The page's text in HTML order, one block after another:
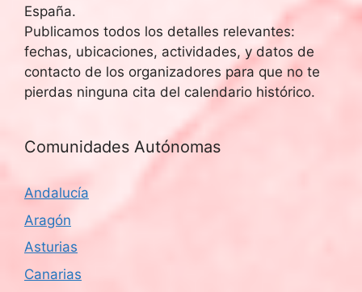
España.
Publicamos todos los detalles relevantes:
fechas, ubicaciones, actividades, y datos de
contacto de los organizadores para que no te
pierdas ninguna cita del calendario histórico.
Comunidades Autónomas
Andalucía
Aragón
Asturias
Canarias